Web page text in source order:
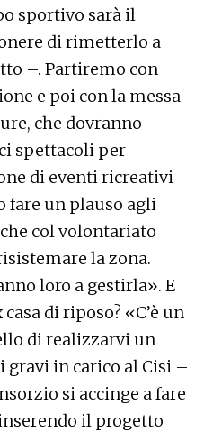
sportivo sarà il
di rimetterlo a
–. Partiremo con
e poi con la messa
che dovranno
spettacoli per
di eventi ricreativi
fare un plauso agli
col volontariato
la zona.
loro a gestirla». E
di riposo? «C’è un
di realizzarvi un
in carico al Cisi –
si accinge a fare
il progetto